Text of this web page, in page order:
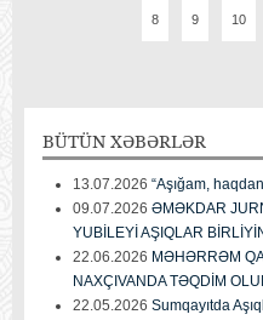
8 9 10
BÜTÜN XƏBƏRLƏR
13.07.2026 “Aşığam,
09.07.2026 ƏMƏKDAR
YUBİLEYİ AŞIQLAR
22.06.2026 MƏHƏRRƏM
NAXÇIVANDA TƏQDİM
22.05.2026 Sumqayıtda